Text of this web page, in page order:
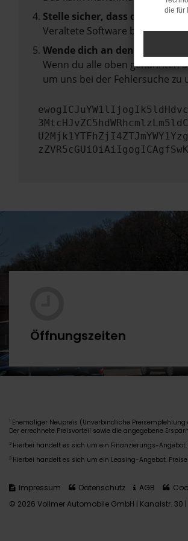
Stelle sicher, dass dein
Veraltete Software birgt nicht
Wende dich an den
Wenn du alle oben genannten
um uns bei der Fehlersuche zu
Öffnungszeiten
1 Ehemaliger Neupreis (Unverbindliche
Der errechnete Preisvorteil sowie die angegebene
2 Hierbei handelt es sich um ein Finanzierungs-
3 Hierbei handelt es sich um ein Leasing-Angebot.
Impressum Datenschutz AGB
© 2026 Vollmer Automobile GmbH | Kanalstr. 30
die für